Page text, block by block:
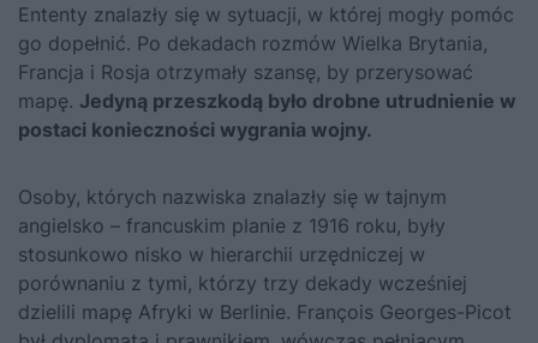
Ententy znalazły się w sytu­acji, w której mogły pomóc
go dopełnić. Po dekadach rozmów Wielka Brytania,
Francja i Rosja otrzymały szansę, by przerysować
mapę. Jedy­ną przeszkodą było drobne utrudnienie w
postaci konieczności wygra­nia wojny.
Osoby, których nazwiska znalazły się w tajnym
angielsko – francuskim planie z 1916 roku, były
stosunkowo nisko w hierarchii urzędniczej w
porównaniu z tymi, którzy trzy dekady wcześniej
dzielili mapę Afryki w Berlinie. François Georges-Picot